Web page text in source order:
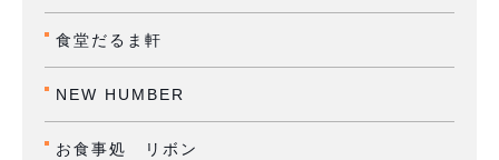
食堂だるま軒
NEW HUMBER
お食事処 リボン